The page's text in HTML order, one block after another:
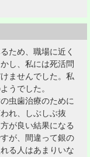
ため、職場に近く
し、私には死活問
ませんでした。私
うでした。
虫歯治療のために
れ、しぶしぶ抜
が良い結果になる
が、間違って銀の
る人はあまりいな